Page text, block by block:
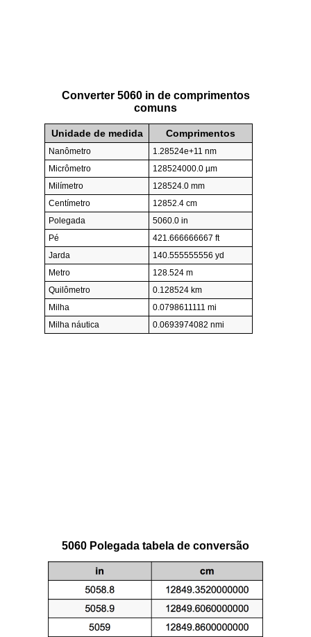
Converter 5060 in de comprimentos
comuns
Unidade de medida Comprimentos
Nanômetro
1.28524e+11 nm
Micrômetro
128524000.0 µm
Milímetro
128524.0 mm
Centímetro
12852.4 cm
Polegada
5060.0 in
Pé
421.666666667 ft
Jarda
140.555555556 yd
Metro
128.524 m
Quilômetro
0.128524 km
Milha
0.0798611111 mi
Milha náutica
0.0693974082 nmi
5060 Polegada tabela de conversão